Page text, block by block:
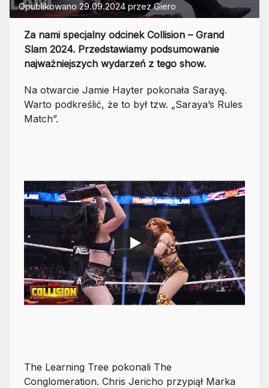
Opublikowano29.09.2024 przezGiero
Za nami specjalny odcinek Collision – Grand
Slam 2024. Przedstawiamy podsumowanie
najważniejszych wydarzeń z tego show.
Na otwarcie Jamie Hayter pokonała Sarayę.
Warto podkreślić, że to był tzw. „Saraya’s Rules
Match”.
The Learning Tree pokonali The
Conglomeration. Chris Jericho przypiął Marka